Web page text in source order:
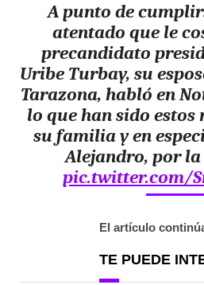
A punto de
atentado que le
precandidato
Uribe Turbay, su
Tarazona, habló en
lo que han sido estos
su familia y en
Alejandro, por
pic.twitter.com/
El artículo
TE PUEDE